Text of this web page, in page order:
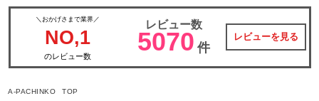
＼おかげさまで業界／
NO,1
のレビュー数
レビュー数
5070 件
レビューを見る
A-PACHINKO TOP